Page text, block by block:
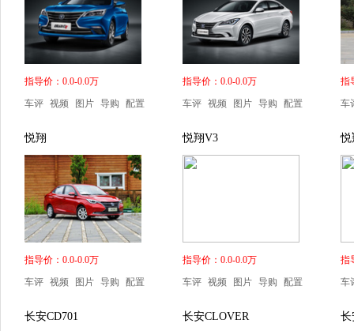
指导价：0.0-0.0万
车评 视频 图片 导购 配置
指导价：0.0-0.0万
车评 视频 图片 导购 配置
指
车
悦翔
指导价：0.0-0.0万
车评 视频 图片 导购 配置
悦翔V3
指导价：0.0-0.0万
车评 视频 图片 导购 配置
悦
指
车
长安CD701 长安CLOVER 长